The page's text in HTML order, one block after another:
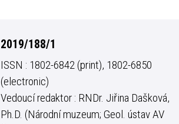
2019/188/1
ISSN : 1802-6842 (print), 1802-6850
(electronic)
Vedoucí redaktor : RNDr. Jiřina Dašková,
Ph.D. (Národní muzeum; Geol. ústav AV